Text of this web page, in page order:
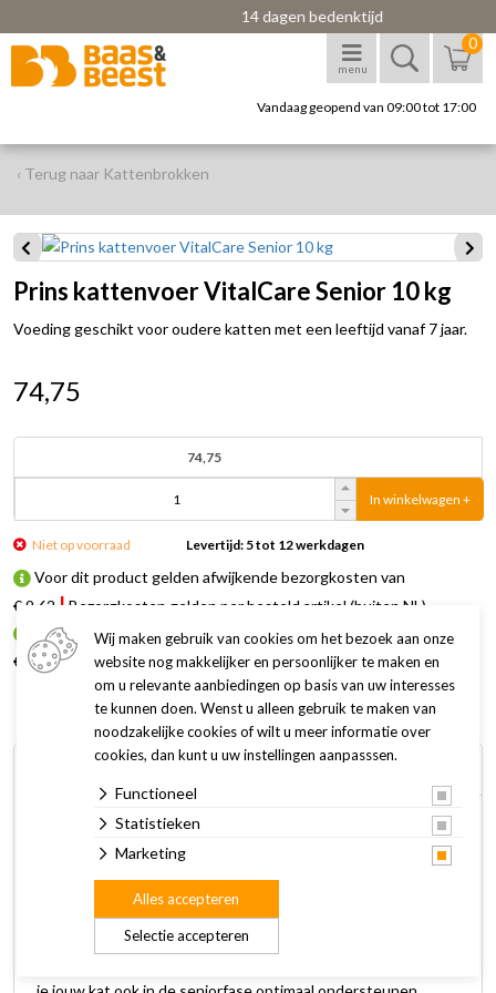
14 dagen bedenktijd
menu
0
Vandaag geopend van 09:00 tot 17:00
‹ Terug naar Kattenbrokken
Prins kattenvoer VitalCare Senior 10 kg
Voeding geschikt voor oudere katten met een leeftijd vanaf 7 jaar.
74,75
74,75
In winkelwagen +
Niet op voorraad Levertijd: 5 tot 12 werkdagen
Voor dit product gelden afwijkende bezorgkosten van
€ 9,62 ! Bezorgkosten gelden per besteld artikel (buiten NL)
Voor dit product gelden afwijkende bezorgkosten van
€ 5,99!Bezorgkosten gelden per besteld artikel (NL)
Prins VitalCare Senior is een krokante voeding geschikt voor
katten met een leeftijd vanaf ca. 7 jaar.
Deze volledige voeding sluit aan bij de veranderende
voedingsbehoefte van de oudere kat en ondersteunt het
Wij maken gebruik van cookies om het bezoek aan onze
website nog makkelijker en persoonlijker te maken en
om u relevante aanbiedingen op basis van uw interesses
te kunnen doen. Wenst u alleen gebruik te maken van
noodzakelijke cookies of wilt u meer informatie over
cookies, dan kunt u uw instellingen aanpasssen.
Functioneel
Statistieken
Marketing
Selectie accepteren
Alles accepteren